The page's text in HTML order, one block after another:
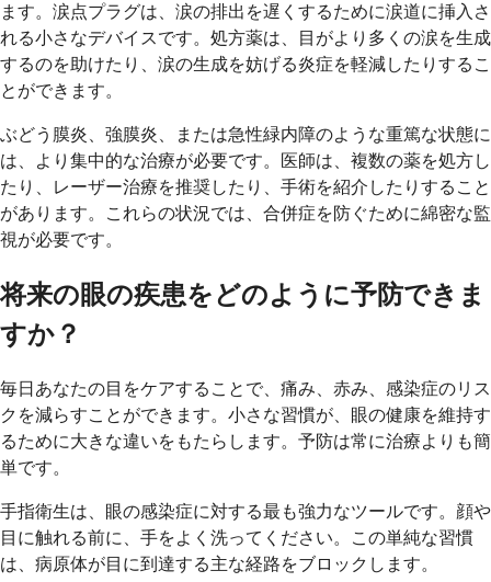
ます。涙点プラグは、涙の排出を遅くするために涙道に挿入さ
れる小さなデバイスです。処方薬は、目がより多くの涙を生成
するのを助けたり、涙の生成を妨げる炎症を軽減したりするこ
とができます。
ぶどう膜炎、強膜炎、または急性緑内障のような重篤な状態に
は、より集中的な治療が必要です。医師は、複数の薬を処方し
たり、レーザー治療を推奨したり、手術を紹介したりすること
があります。これらの状況では、合併症を防ぐために綿密な監
視が必要です。
将来の眼の疾患をどのように予防できま
すか？
毎日あなたの目をケアすることで、痛み、赤み、感染症のリス
クを減らすことができます。小さな習慣が、眼の健康を維持す
るために大きな違いをもたらします。予防は常に治療よりも簡
単です。
手指衛生は、眼の感染症に対する最も強力なツールです。顔や
目に触れる前に、手をよく洗ってください。この単純な習慣
は、病原体が目に到達する主な経路をブロックします。